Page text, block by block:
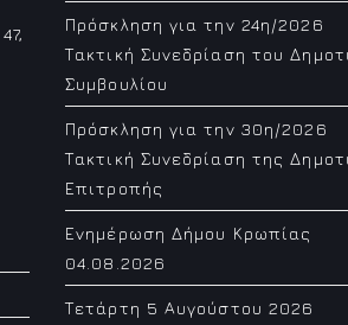
Πρόσκληση για την 24η/2026
Τακτική Συνεδρίαση του
Συμβουλίου
Πρόσκληση για την 30η/2026
Τακτική Συνεδρίαση της
Επιτροπής
Ενημέρωση Δήμου Κρωπίας
04.08.2026
Τετάρτη 5 Αυγούστου 2026